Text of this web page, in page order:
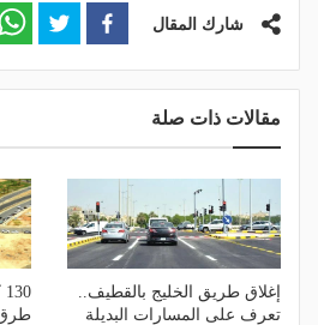
شارك المقال
مقالات ذات صلة
إغلاق طريق الخليج بالقطيف..
تعرف على المسارات البديلة
طرق